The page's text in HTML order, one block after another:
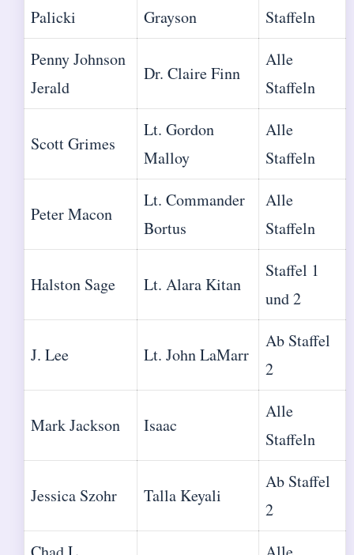
Palicki
Grayson
Staffeln
Penny Johnson
Jerald
Dr. Claire Finn
Alle
Staffeln
Scott Grimes
Lt. Gordon
Malloy
Alle
Staffeln
Peter Macon
Lt. Commander
Bortus
Alle
Staffeln
Halston Sage Lt. Alara Kitan
Staffel 1
und 2
J. Lee Lt. John LaMarr
Ab Staffel
2
Mark Jackson Isaac
Alle
Staffeln
Jessica Szohr Talla Keyali
Ab Staffel
2